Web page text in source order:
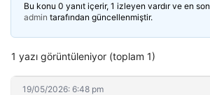
Bu konu 0 yanıt içerir, 1 izleyen vardır ve en son
admin tarafından güncellenmiştir.
1 yazı görüntüleniyor (toplam 1)
19/05/2026: 6:48 pm